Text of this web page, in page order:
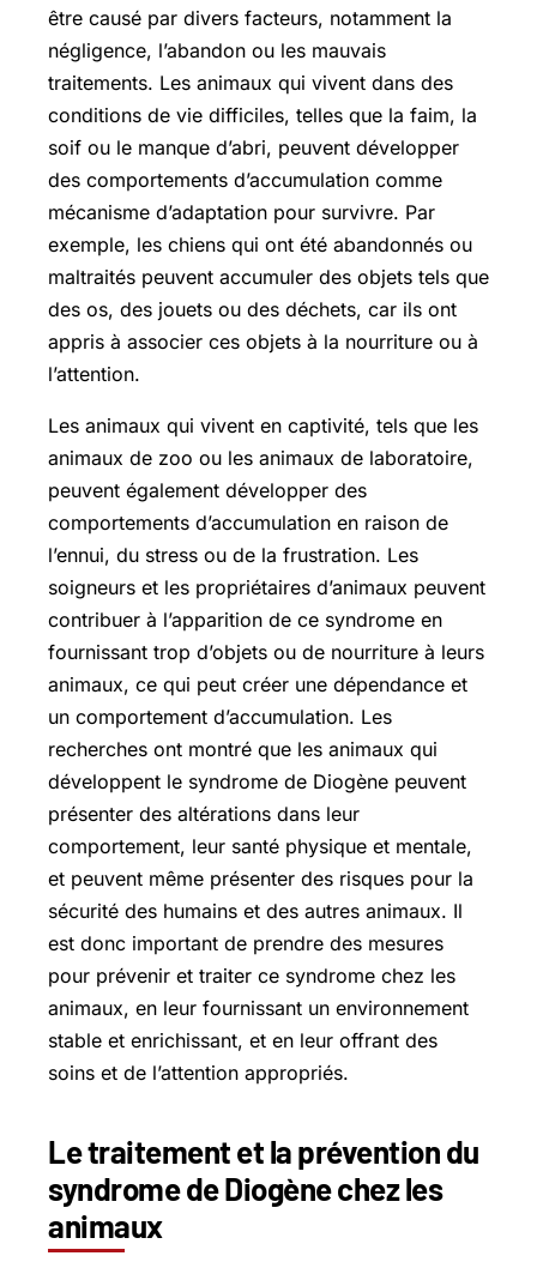
être causé par divers facteurs, notamment la
négligence, l’abandon ou les mauvais
traitements. Les animaux qui vivent dans des
conditions de vie difficiles, telles que la faim, la
soif ou le manque d’abri, peuvent développer
des comportements d’accumulation comme
mécanisme d’adaptation pour survivre. Par
exemple, les chiens qui ont été abandonnés ou
maltraités peuvent accumuler des objets tels que
des os, des jouets ou des déchets, car ils ont
appris à associer ces objets à la nourriture ou à
l’attention.
Les animaux qui vivent en captivité, tels que les
animaux de zoo ou les animaux de laboratoire,
peuvent également développer des
comportements d’accumulation en raison de
l’ennui, du stress ou de la frustration. Les
soigneurs et les propriétaires d’animaux peuvent
contribuer à l’apparition de ce syndrome en
fournissant trop d’objets ou de nourriture à leurs
animaux, ce qui peut créer une dépendance et
un comportement d’accumulation. Les
recherches ont montré que les animaux qui
développent le syndrome de Diogène peuvent
présenter des altérations dans leur
comportement, leur santé physique et mentale,
et peuvent même présenter des risques pour la
sécurité des humains et des autres animaux. Il
est donc important de prendre des mesures
pour prévenir et traiter ce syndrome chez les
animaux, en leur fournissant un environnement
stable et enrichissant, et en leur offrant des
soins et de l’attention appropriés.
Le traitement et la prévention du
syndrome de Diogène chez les
animaux